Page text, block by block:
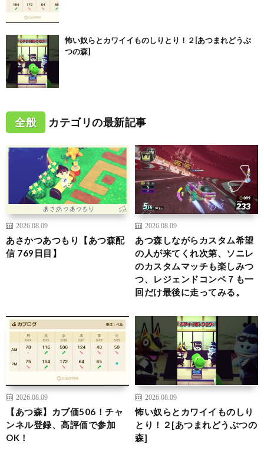
怖い奴らとカワイイものしりとり！２[あつまれどうぶ
つの森]
全般 カテゴリの最新記事
2026.08.09
あさかつあつもり【あつ森配
信 769日目】
2026.08.09
あつ森しながらカスタム希望
の人が来てくれ次第、ソニレ
のカスタムマッチも楽しみつ
つ、レジェンドコンペ７も一
回だけ最後に走ってみる。
2026.08.09
【あつ森】カブ価506！チャ
ンネル登録、高評価で参加
OK！
2026.08.09
怖い奴らとカワイイものしり
とり！２[あつまれどうぶつの
森]